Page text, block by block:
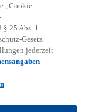
Assets in
„Cookie-
§ 25 Abs. 1
Gesetz
jederzeit